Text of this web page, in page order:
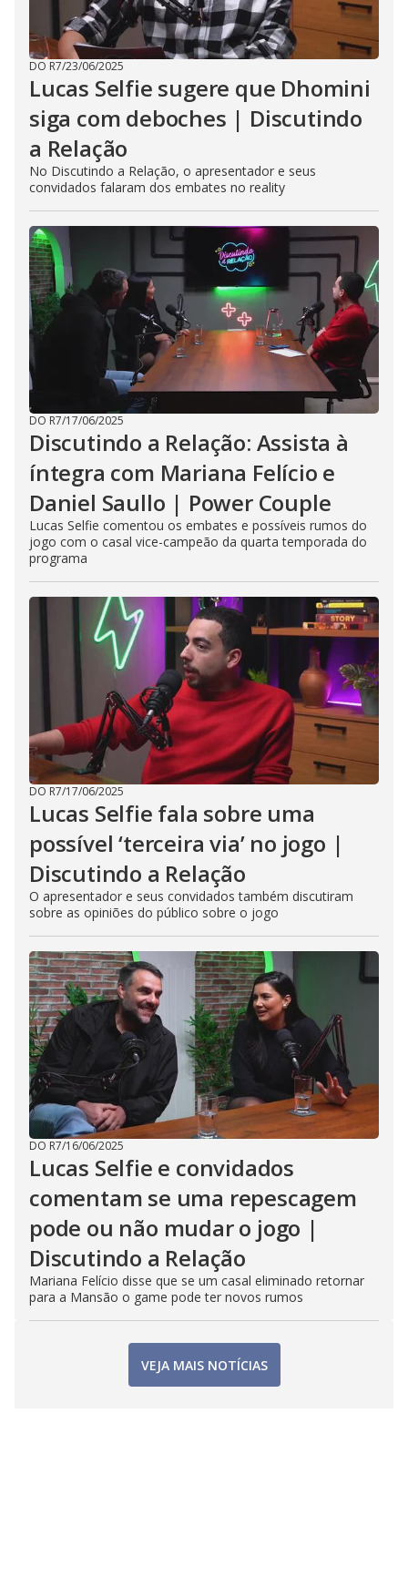
DO R7/23/06/2025
Lucas Selfie sugere que Dhomini
siga com deboches | Discutindo
a Relação
No Discutindo a Relação, o apresentador e seus
convidados falaram dos embates no reality
DO R7/17/06/2025
Discutindo a Relação: Assista à
íntegra com Mariana Felício e
Daniel Saullo | Power Couple
Lucas Selfie comentou os embates e possíveis rumos do
jogo com o casal vice-campeão da quarta temporada do
programa
DO R7/17/06/2025
Lucas Selfie fala sobre uma
possível ‘terceira via’ no jogo |
Discutindo a Relação
O apresentador e seus convidados também discutiram
sobre as opiniões do público sobre o jogo
DO R7/16/06/2025
Lucas Selfie e convidados
comentam se uma repescagem
pode ou não mudar o jogo |
Discutindo a Relação
Mariana Felício disse que se um casal eliminado retornar
para a Mansão o game pode ter novos rumos
VEJA MAIS NOTÍCIAS